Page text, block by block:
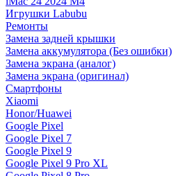
Игрушки Labubu
Ремонты
Замена задней крышки
Замена аккумулятора (Без ошибки)
Замена экрана (аналог)
Замена экрана (оригинал)
Смартфоны
Xiaomi
Honor/Huawei
Google Pixel
Google Pixel 7
Google Pixel 9
Google Pixel 9 Pro XL